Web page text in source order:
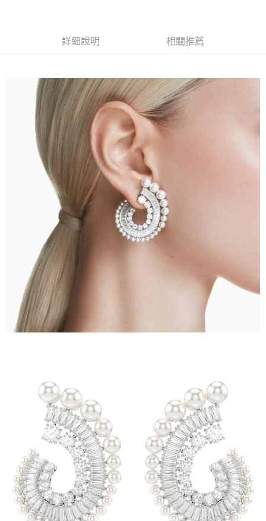
帳／街口支付／iPASS MONEY」等通路繳費。
1.本服務係由「台灣大哥大股份有限公司」（以下簡稱本公司）所提供，讓
用戶於交易時，得透過本服務購買商品或服務，並由商店將買賣／分期付款
買賣價金債權讓與本公司後，依約使用本公司帳單繳交帳款。
2.基於同意付款使用「大哥付你分期」之契約關係目的，商店將以您的個人
資料（包含姓名、電話或地址）提供予台灣大哥大進項蒐集、處理及利用，
由本公司與您本人進行分期帳單所需資料之確認、核對及更正。
3.完整用戶服務條款，請詳閱以下連結：
結帳頁面，進行簡訊認證並確認金額後，即可完成結帳。
※ 請注意：結帳手續完成當下不需立刻繳費，但若您需要取消訂單，請聯絡
購買商品的店家。未經商家同意取消之訂單仍視為有效，需透過AFTEE先享
後付繳納相關費用。
※ 交易是否成功請以「AFTEE先享後付 」之結帳頁面顯示為準，若有關於
是否繳費成功／繳費後需取消欲退款等相關疑問，請聯繫「AFTEE先享後付
客戶支援中心」
https://netprotections.freshdesk.com/support/home
【注意事項】
１．透過由恩沛科技股份有限公司提供之「AFTEE先享後付」服務完成之交
易，需依本服務之必要範圍內提供個人資料，並將交易相關給付款項請求債
權轉讓予恩沛科技股份有限公司。
２．關於個人資料處理事宜，請瀏覽以下網址：
https://aftee.tw/terms/#terms3
３．未成年的使用者請事先徵得法定代理人或監護人之同意方可使用
「AFTEE先享後付」，若未經同意申辦者引起之損失，本公司不負相關責
４．使用「AFTEE先享後付」時，將依據個別帳號之用戶狀況，依本公司即
時審查核予不同之上限額度；若仍有額度不足之情形，本公司將視審查結果
請求用戶進行身份認證。
５．嚴禁一人註冊多個帳號或使用他人資訊註冊。若發現惡意使用之情形，
恩沛科技股份有限公司將有權停止該用戶之使用額度並採取法律行動。
付款後7-11取貨
每筆NT$100，滿NT$1,000(含以上)免運費
京站台北店客服中心(1F星巴克旁) 即日起不提供京站紙袋，取件時
請自備購物袋，若需購買紙袋可現場詢問
詳細說明 相關推薦